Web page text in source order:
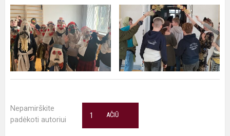
Nepamirškite
padėkoti autoriui
AČIŪ
1